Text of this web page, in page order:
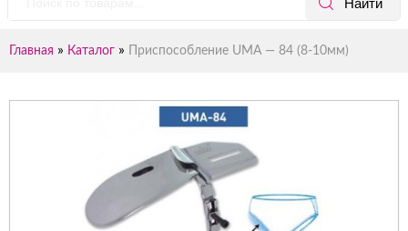
Главная » Каталог » Приспособление UMA — 84 (8-10мм)